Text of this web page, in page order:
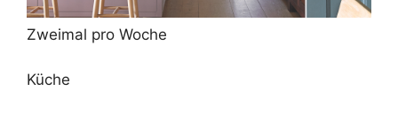
Zweimal pro Woche
Küche